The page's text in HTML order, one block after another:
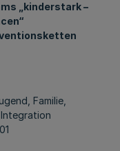
„kinderstark –
Familie,